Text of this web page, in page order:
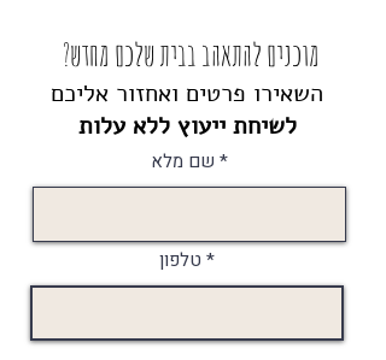
מוכנים להתאהב בבית שלכם מחדש?
השאירו פרטים ואחזור אליכם
לשיחת ייעוץ ללא עלות
שם מלא
טלפון